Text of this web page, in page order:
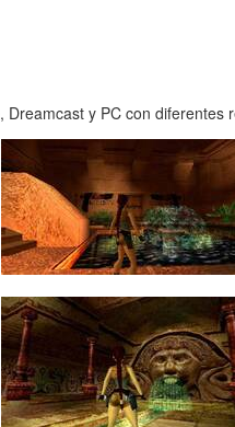
y PC con diferentes